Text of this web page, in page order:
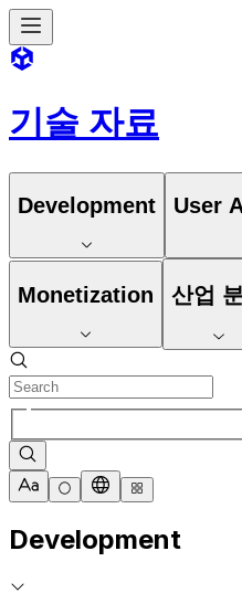
기술 자료
Development User
Monetization 산업
Development